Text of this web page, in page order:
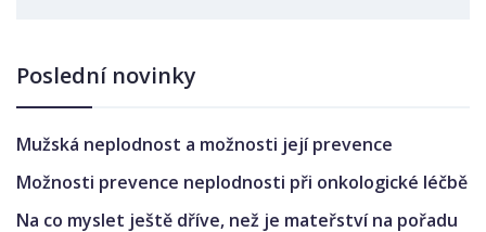
Poslední novinky
Mužská neplodnost a možnosti její prevence
Možnosti prevence neplodnosti při onkologické léčbě
Na co myslet ještě dříve, než je mateřství na pořadu